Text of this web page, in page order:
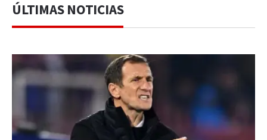
ÚLTIMAS NOTICIAS